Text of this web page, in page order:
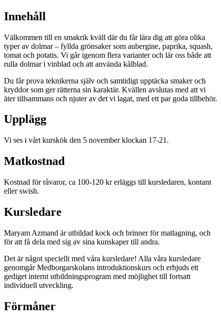
Innehåll
Välkommen till en smakrik kväll där du får lära dig att göra olika
typer av dolmar – fyllda grönsaker som aubergine, paprika, squash,
tomat och potatis. Vi går igenom flera varianter och lär oss både att
rulla dolmar i vinblad och att använda kålblad.
Du får prova teknikerna själv och samtidigt upptäcka smaker och
kryddor som ger rätterna sin karaktär. Kvällen avslutas med att vi
äter tillsammans och njuter av det vi lagat, med ett par goda tillbehör.
Upplägg
Vi ses i vårt kurskök den 5 november klockan 17-21.
Matkostnad
Kostnad för råvaror, ca 100-120 kr erläggs till kursledaren, kontant
eller swish.
Kursledare
Maryam Azmand är utbildad kock och brinner för matlagning, och
för att få dela med sig av sina kunskaper till andra.
Det är något speciellt med våra kursledare! Alla våra kursledare
genomgår Medborgarskolans introduktionskurs och erbjuds ett
gediget internt utbildningsprogram med möjlighet till fortsatt
individuell utveckling.
Förmåner